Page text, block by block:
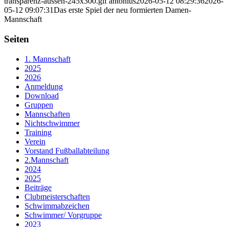
05-12 09:07:31Das erste Spiel der neu formierten Damen-
Mannschaft
Seiten
1. Mannschaft
2025
2026
Anmeldung
Download
Gruppen
Mannschaften
Nichtschwimmer
Training
Verein
Vorstand Fußballabteilung
2.Mannschaft
2024
2025
Beiträge
Clubmeisterschaften
Schwimmabzeichen
Schwimmer/ Vorgruppe
2023